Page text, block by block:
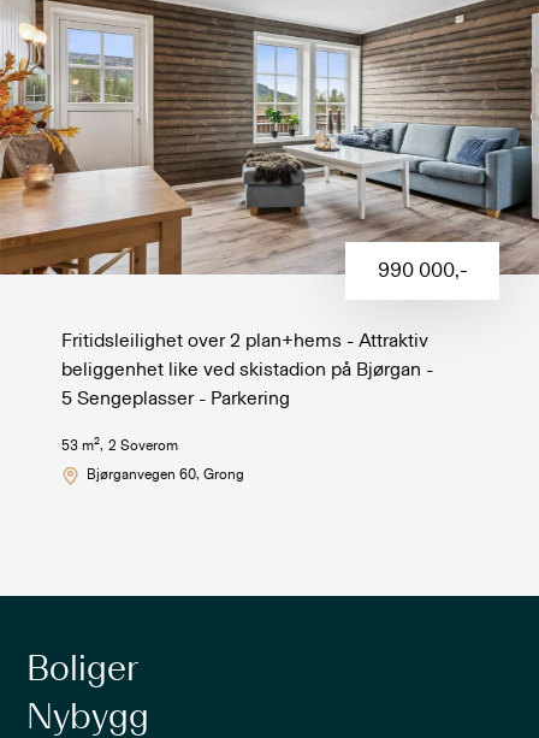
990 000,-
Fritidsleilighet over 2 plan+hems - Attraktiv
beliggenhet like ved skistadion på Bjørgan -
5 Sengeplasser - Parkering
53 m2, 2 Soverom
Bjørganvegen 60, Grong
Boliger
Nybygg